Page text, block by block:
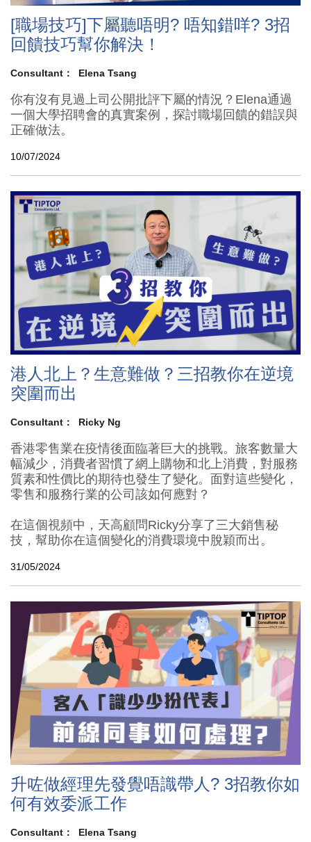
[職場技巧]下屬聽唔明? 唔知錯咩? 3招
回饋技巧幫你解決！
Consultant： Elena Tsang
你有沒有見過上司公開批評下屬的情況？Elena通過
一個大學招聘會的真實案例，探討職場回饋的錯誤與
正確做法。
10/07/2024
港人北上？生意難做？三招教你在逆境
突圍而出
Consultant： Ricky Ng
香港零售業在疫情後面臨著巨大的挑戰。旅客數量大
幅減少，消費者習慣了網上購物和北上消費，對服務
質素和性價比的期待也發生了變化。面對這些變化，
零售和服務行業的公司該如何應對？
在這個視頻中，天高顧問Ricky分享了三大銷售秘
技，幫助你在這個變化的消費環境中脫穎而出。
31/05/2024
升咗做經理先發覺唔識帶人? 3招教你如
何有效委派工作
Consultant： Elena Tsang